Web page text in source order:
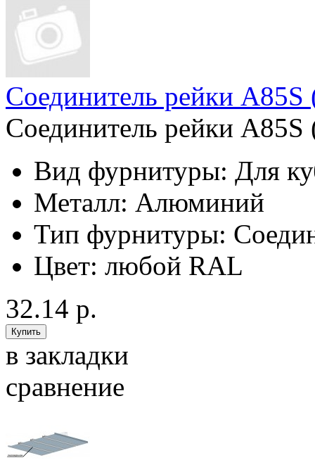
Соединитель рейки A85S
Соединитель рейки A85S
Вид фурнитуры: Для
Металл: Алюминий
Тип фурнитуры:
Цвет: любой RAL
32.14 р.
в закладки
сравнение